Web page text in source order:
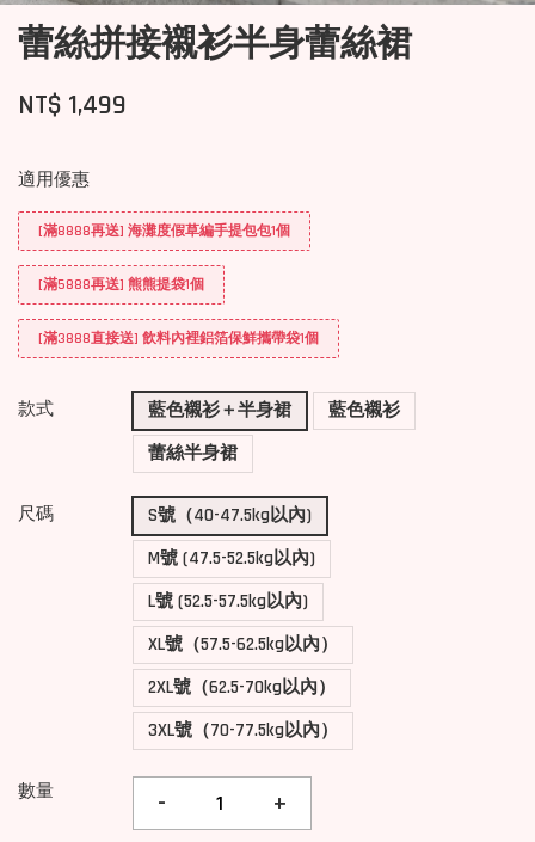
蕾絲拼接襯衫半身蕾絲裙
NT$ 1,499
適用優惠
[滿8888再送] 海灘度假草編手提包包1個
[滿5888再送] 熊熊提袋1個
[滿3888直接送] 飲料內裡鋁箔保鮮攜帶袋1個
款式 藍色襯衫＋半身裙
藍色襯衫
蕾絲半身裙
尺碼
S號（40-47.5kg以內)
M號 (47.5-52.5kg以內)
L號 (52.5-57.5kg以內)
XL號（57.5-62.5kg以內）
2XL號（62.5-70kg以內）
3XL號（70-77.5kg以內）
數量 - +